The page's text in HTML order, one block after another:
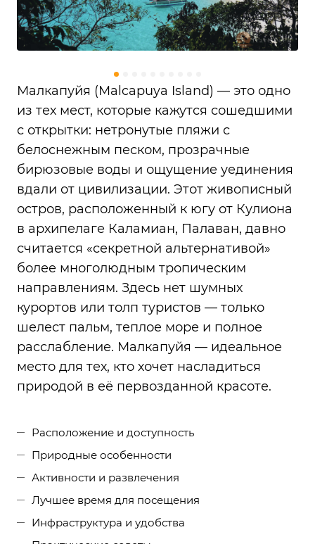
Малкапуйя (Malcapuya Island) — это одно
из тех мест, которые кажутся сошедшими
с открытки: нетронутые пляжи с
белоснежным песком, прозрачные
бирюзовые воды и ощущение уединения
вдали от цивилизации. Этот живописный
остров, расположенный к югу от Кулиона
в архипелаге Каламиан, Палаван, давно
считается «секретной альтернативой»
более многолюдным тропическим
направлениям. Здесь нет шумных
курортов или толп туристов — только
шелест пальм, теплое море и полное
расслабление. Малкапуйя — идеальное
место для тех, кто хочет насладиться
природой в её первозданной красоте.
Расположение и доступность
Природные особенности
Активности и развлечения
Лучшее время для посещения
Инфраструктура и удобства